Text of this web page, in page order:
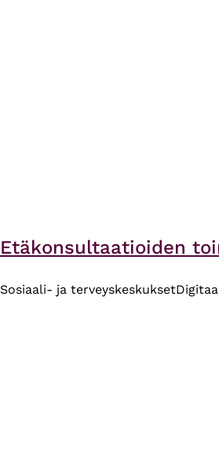
Etäkonsultaatioiden
Sosiaali- ja terveyskeskukset